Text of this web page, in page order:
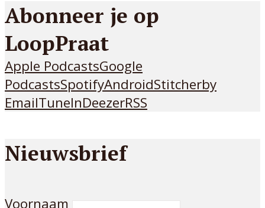
Abonneer je op
LoopPraat
Apple PodcastsGoogle
PodcastsSpotifyAndroidStitcherby
EmailTuneInDeezerRSS
Nieuwsbrief
Voornaam